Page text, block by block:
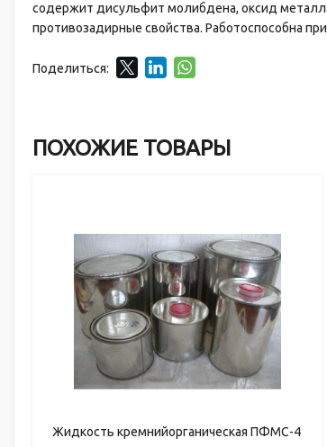
содержит дисульфит молибдена, оксид
противозадирные свойства. Работоспособна
Поделиться:
ПОХОЖИЕ ТОВАРЫ
Жидкость кремнийорганическая ПФМС-4